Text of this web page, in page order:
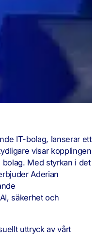
IT-bolag, lanserar ett
visar kopplingen
Med styrkan i det
Aderian
säkerhet och
uttryck av vårt